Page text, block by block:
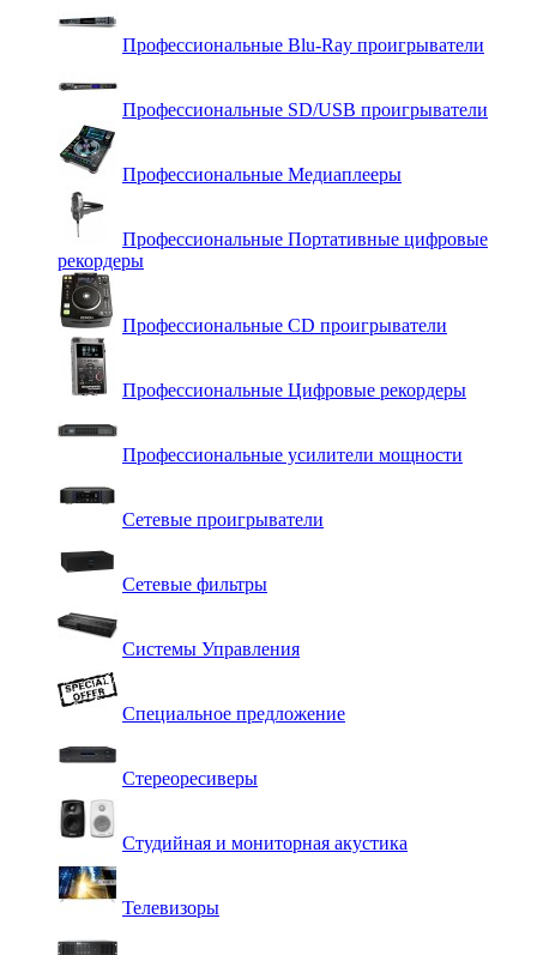
Профессиональные Blu-Ray проигрыватели
Профессиональные SD/USB проигрыватели
Профессиональные Медиаплееры
Профессиональные Портативные цифровые
рекордеры
Профессиональные СD проигрыватели
Профессиональные Цифровые рекордеры
Профессиональные усилители мощности
Сетевые проигрыватели
Сетевые фильтры
Системы Управления
Специальное предложение
Стереоресиверы
Студийная и мониторная акустика
Телевизоры